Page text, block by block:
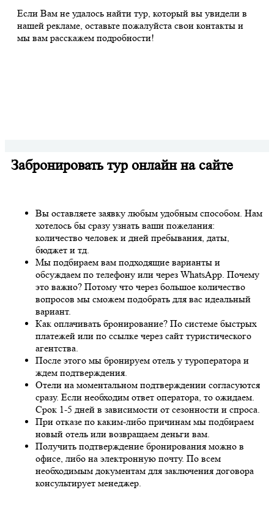
Если Вам не удалось найти тур, который вы увидели в
нашей рекламе, оставьте пожалуйста свои контакты и
мы вам расскажем подробности!
Забронировать тур онлайн на сайте
Вы оставляете заявку любым удобным способом. Нам
хотелось бы сразу узнать ваши пожелания:
количество человек и дней пребывания, даты,
бюджет и тд.
Мы подбираем вам подходящие варианты и
обсуждаем по телефону или через WhatsApp. Почему
это важно? Потому что через большое количество
вопросов мы сможем подобрать для вас идеальный
вариант.
Как оплачивать бронирование? По системе быстрых
платежей или по ссылке через сайт туристического
агентства.
После этого мы бронируем отель у туроператора и
ждем подтверждения.
Отели на моментальном подтверждении согласуются
сразу. Если необходим ответ оператора, то ожидаем.
Срок 1-5 дней в зависимости от сезонности и спроса.
При отказе по каким-либо причинам мы подбираем
новый отель или возвращаем деньги вам.
Получить подтверждение бронирования можно в
офисе, либо на электронную почту. По всем
необходимым документам для заключения договора
консультирует менеджер.